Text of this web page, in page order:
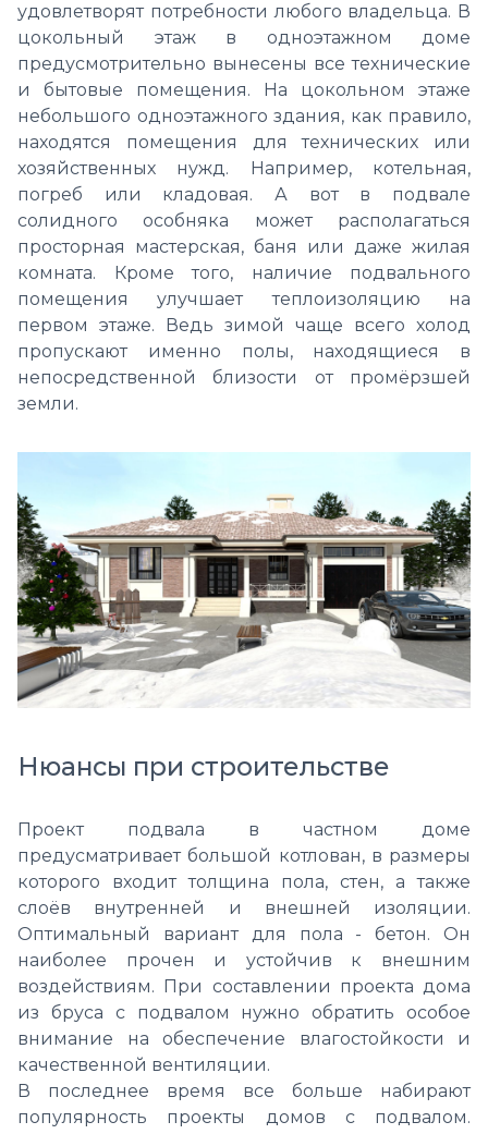
удовлетворят потребности любого владельца. В
цокольный этаж в одноэтажном доме
предусмотрительно вынесены все технические
и бытовые помещения.
На цокольном этаже
небольшого одноэтажного здания, как правило,
находятся помещения для технических или
хозяйственных нужд. Например, котельная,
погреб или кладовая. А вот в подвале
солидного особняка может располагаться
просторная мастерская, баня или даже жилая
комната.
Кроме того, наличие подвального
помещения улучшает теплоизоляцию на
первом этаже. Ведь зимой чаще всего холод
пропускают именно полы, находящиеся в
непосредственной близости от промёрзшей
земли.
Нюансы при строительстве
Проект подвала в частном доме
предусматривает большой котлован, в размеры
которого входит толщина пола, стен, а также
слоёв внутренней и внешней изоляции.
Оптимальный вариант для пола - бетон. Он
наиболее прочен и устойчив к внешним
воздействиям. При составлении проекта дома
из бруса с подвалом нужно обратить особое
внимание на обеспечение влагостойкости и
качественной вентиляции.
В последнее время все больше набирают
популярность проекты домов с подвалом.